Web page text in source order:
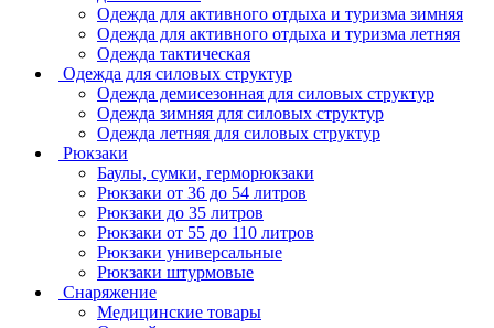
Одежда для активного отдыха и туризма зимняя
Одежда для активного отдыха и туризма летняя
Одежда тактическая
Одежда для силовых структур
Одежда демисезонная для силовых структур
Одежда зимняя для силовых структур
Одежда летняя для силовых структур
Рюкзаки
Баулы, сумки, герморюкзаки
Рюкзаки от 36 до 54 литров
Рюкзаки до 35 литров
Рюкзаки от 55 до 110 литров
Рюкзаки универсальные
Рюкзаки штурмовые
Снаряжение
Медицинские товары